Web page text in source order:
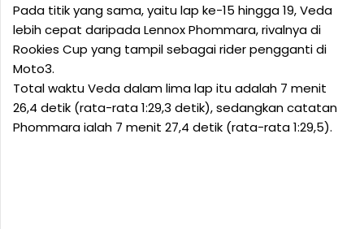
Pada titik yang sama, yaitu lap ke-15 hingga 19, Veda
lebih cepat daripada Lennox Phommara, rivalnya di
Rookies Cup yang tampil sebagai rider pengganti di
Moto3.
Total waktu Veda dalam lima lap itu adalah 7 menit
26,4 detik (rata-rata 1:29,3 detik), sedangkan catatan
Phommara ialah 7 menit 27,4 detik (rata-rata 1:29,5).